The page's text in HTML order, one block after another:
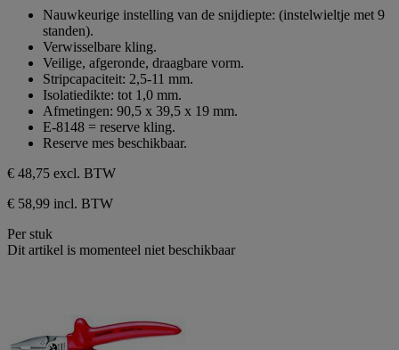
sterren.
Nauwkeurige instelling van de snijdiepte: (instelwieltje met 9
standen).
Verwisselbare kling.
Veilige, afgeronde, draagbare vorm.
Stripcapaciteit: 2,5-11 mm.
Isolatiedikte: tot 1,0 mm.
Afmetingen: 90,5 x 39,5 x 19 mm.
E-8148 = reserve kling.
Reserve mes beschikbaar.
€ 48,75 excl. BTW
€ 58,99 incl. BTW
Per stuk
Dit artikel is momenteel niet beschikbaar